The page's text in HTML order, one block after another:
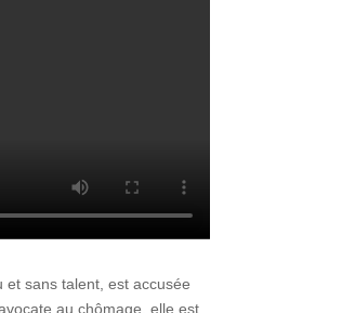
et sans talent, est accusée
au chômage, elle est